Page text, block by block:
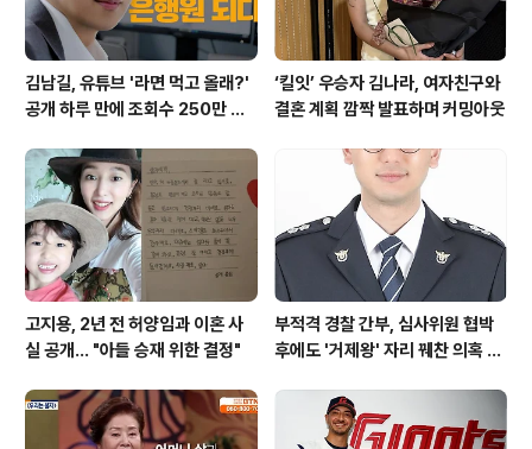
김남길, 유튜브 '라면 먹고 올래?'
공개 하루 만에 조회수 250만 돌
‘킬잇’ 우승자 김나라, 여자친구와
결혼 계획 깜짝 발표하며 커밍아웃
고지용, 2년 전 허양임과 이혼 사
실 공개… "아들 승재 위한 결정"
부적격 경찰 간부, 심사위원 협박
후에도 '거제왕' 자리 꿰찬 의혹 진